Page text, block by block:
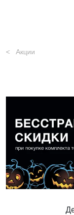
Акции